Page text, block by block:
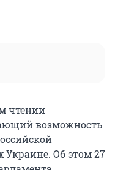
чтении
возможность
Украине. Об этом 27